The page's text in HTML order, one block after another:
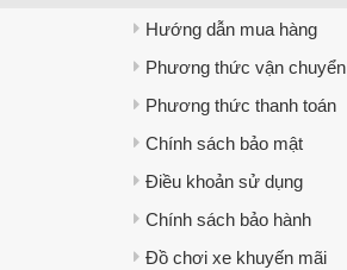
Hướng dẫn mua hàng
Phương thức vận chuyển
Phương thức thanh toán
Chính sách bảo mật
Điều khoản sử dụng
Chính sách bảo hành
Đồ chơi xe khuyến mãi